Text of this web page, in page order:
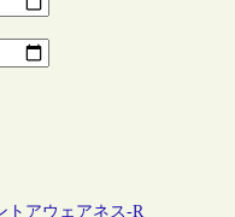
トアウェアネス-R